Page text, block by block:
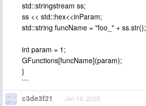
std::stringstream ss;
ss << std::hex<<inParam;
std::string funcName = "foo_" + ss.str();
int param = 1;
GFunctions[funcName](param);
}
```
c3de3f21 Jan 16, 2025